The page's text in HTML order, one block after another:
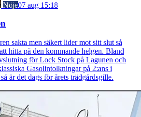
Nöje07 aug 15:18
sakta men säkert lider mot sitt slut så
hitta på den kommande helgen. Bland
för Lock Stock på Lagunen och
Gasolintolkningar på 2:ans i
är det dags för årets trädgårdsgille.